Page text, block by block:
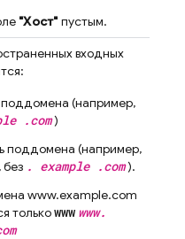
"Хост" пустым.
входных
(например,
.com)
поддомена (например,
, без . example .com).
www.example.com
толькоwww www.